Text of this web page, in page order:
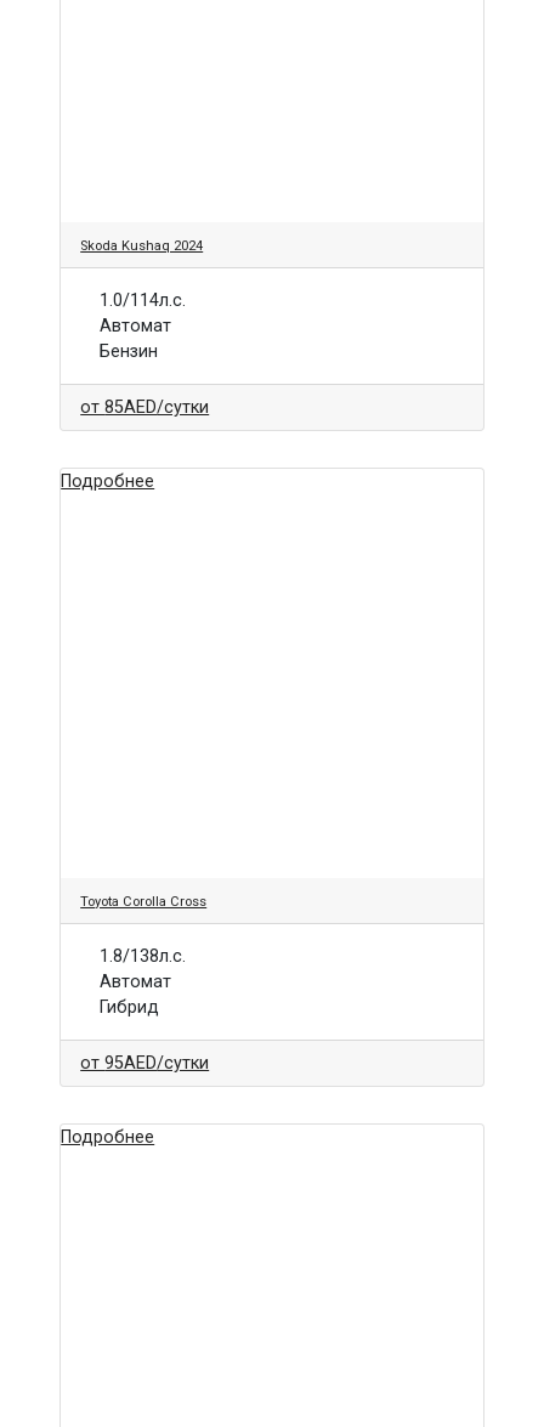
Skoda Kushaq 2024
1.0/114л.с.
Автомат
Бензин
от85AED/сутки
Подробнее
Toyota Corolla Cross
1.8/138л.с.
Автомат
Гибрид
от95AED/сутки
Подробнее